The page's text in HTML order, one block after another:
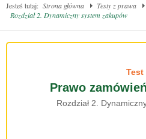
Jesteś tutaj: Strona główna Testy z prawa
Rozdział 2. Dynamiczny system zakupów
Test
Prawo
Rozdział 2.